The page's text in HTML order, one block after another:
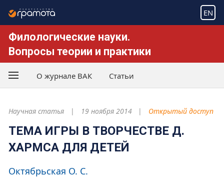
EN
Филологические науки.
Вопросы теории и практики
О журнале ВАК Статьи
Научная статья 19 ноября 2014 Открытый доступ
ТЕМА ИГРЫ В ТВОРЧЕСТВЕ Д.
ХАРМСА ДЛЯ ДЕТЕЙ
Октябрьская О. С.